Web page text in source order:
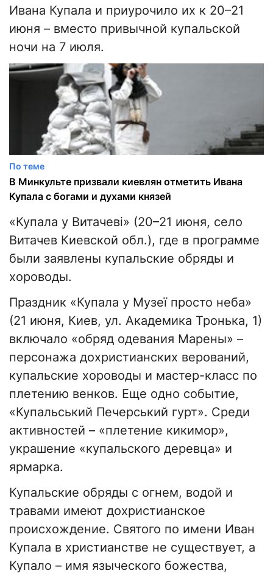
Ивана Купала и приурочило их к 20–21
июня – вместо привычной купальской
ночи на 7 июля.
По теме
В Минкульте призвали киевлян отметить Ивана
Купала с богами и духами князей
«Купала у Витачеві» (20–21 июня, село
Витачев Киевской обл.), где в программе
были заявлены купальские обряды и
хороводы.
Праздник «Купала у Музеї просто неба»
(21 июня, Киев, ул. Академика Тронька, 1)
включало «обряд одевания Марены» –
персонажа дохристианских верований,
купальские хороводы и мастер-класс по
плетению венков. Еще одно событие,
«Купальський Печерський гурт». Среди
активностей – «плетение кикимор»,
украшение «купальского деревца» и
ярмарка.
Купальские обряды с огнем, водой и
травами имеют дохристианское
происхождение. Святого по имени Иван
Купала в христианстве не существует, а
Купало – имя языческого божества,